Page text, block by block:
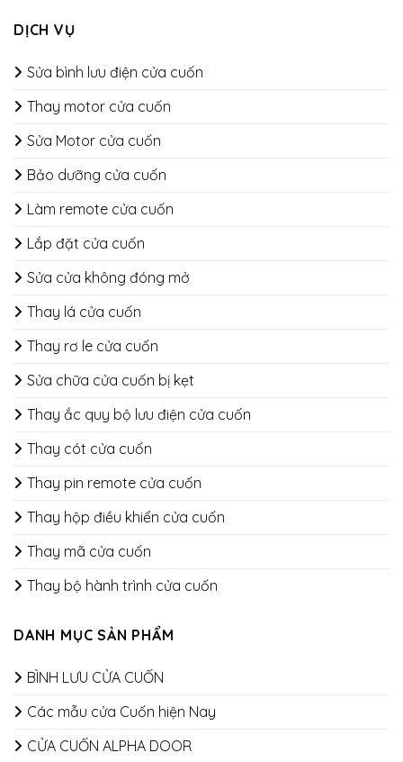
DỊCH VỤ
Sửa bình lưu điện cửa cuốn
Thay motor cửa cuốn
Sửa Motor cửa cuốn
Bảo dưỡng cửa cuốn
​​​​​​​Làm remote cửa cuốn
Lắp đặt cửa cuốn
Sửa cửa không đóng mở
Thay lá cửa cuốn
Thay rơ le cửa cuốn
Sửa chữa cửa cuốn bị kẹt
Thay ắc quy bộ lưu điện cửa cuốn
Thay cót cửa cuốn
Thay pin remote cửa cuốn
Thay hộp điều khiển cửa cuốn
Thay mã cửa cuốn
Thay bộ hành trình cửa cuốn
DANH MỤC SẢN PHẨM
BÌNH LƯU CỬA CUỐN
Các mẫu cửa Cuốn hiện Nay
CỬA CUỐN ALPHA DOOR